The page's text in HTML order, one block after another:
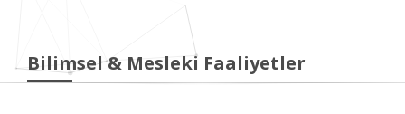
Bilimsel & Mesleki Faaliyetler